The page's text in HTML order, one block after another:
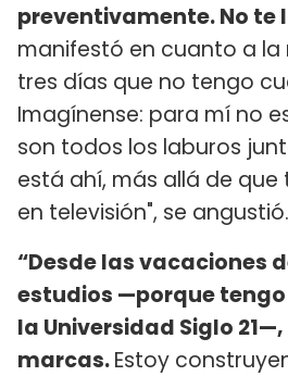
preventivamente. No te
manifestó en cuanto a la
tres días que no tengo
Imagínense: para mí no
son todos los laburos
está ahí, más allá de
en televisión", se angustió.
“Desde las vacaciones
estudios —porque
la Universidad Siglo
marcas.Estoy